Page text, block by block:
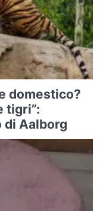
domestico?
tigri”:
di Aalborg